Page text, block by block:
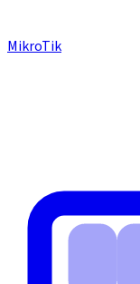
MikroTik